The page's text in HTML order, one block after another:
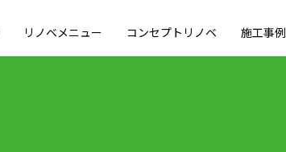
リノベメニュー コンセプトリノベ 施工事例